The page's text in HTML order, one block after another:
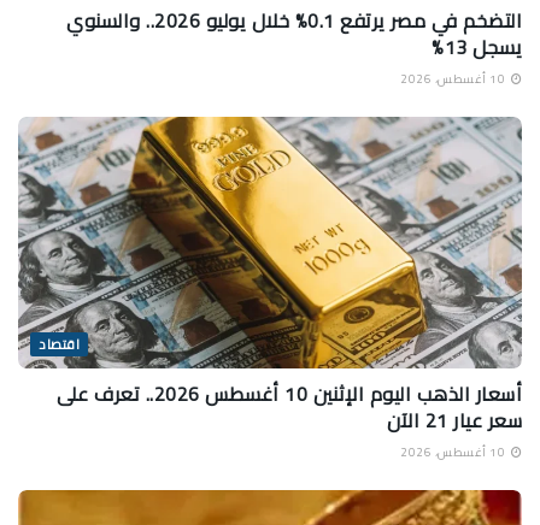
التضخم في مصر يرتفع 0.1% خلال يوليو 2026.. والسنوي
يسجل 13%
اقتصاد
أسعار الذهب اليوم الإثنين 10 أغسطس 2026.. تعرف على
سعر عيار 21 الآن